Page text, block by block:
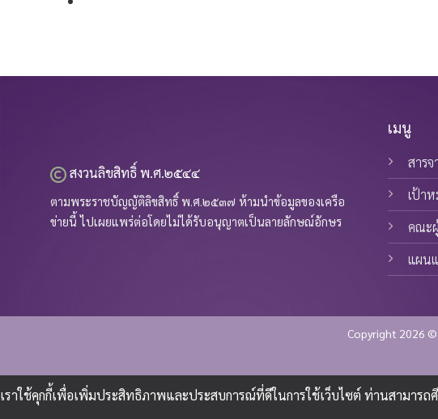
สงวนลิขสิทธิ์ พ.ศ.๒๕๔๔
ตามพระราชบัญญัติลิขสิทธิ์ พ.ศ.๒๕๓๗ ห้ามนำข้อมูลของเครือ
ข่ายนี้ ไปเผยแพร่ต่อโดยไม่ได้รับอนุญาตเป็นลายลักษณ์อักษร
เมนู
สาร
เป้า
คณะ
แผน
Copyright 2026 ©
เราใช้คุกกี้เพื่อเพิ่มประสิทธิภาพและประสบการณ์ที่ดีในการใช้เว็บไซต์ ท่านสามาร